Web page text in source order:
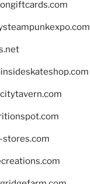
stores.com